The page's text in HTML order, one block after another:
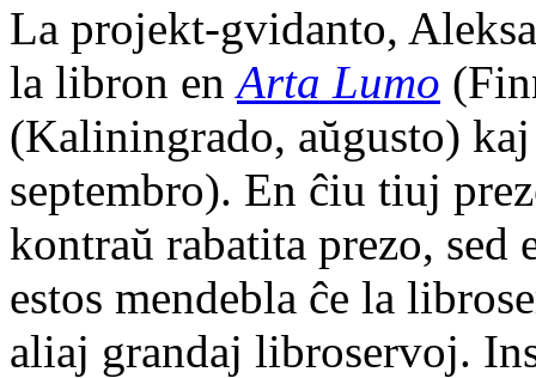
La projekt-gvidanto,
la libron en Arta Lumo
(Kaliningrado, aŭgusto)
septembro). En ĉiu tiuj
kontraŭ rabatita prezo, sed
estos mendebla ĉe la
aliaj grandaj libroservoj.